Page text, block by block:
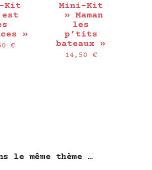
Kit
»
€
Mini-Kit
» Maman
les
p’tits
bateaux »
14,50 €
le même thème …